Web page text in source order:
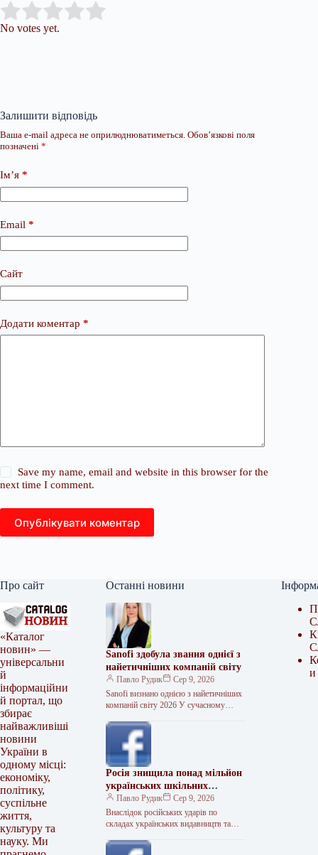
Rate this item:
No votes yet.
Залишити відповідь
Ваша e-mail адреса не оприлюднюватиметься. Обов’язкові поля
позначені *
Ім’я *
Email *
Сайт
Додати коментар *
Save my name, email and website in this browser for the
next time I comment.
Опублікувати коментар
Про сайт
«Каталог
новин» —
універсальни
й
інформаційни
й портал, що
збирає
найважливіші
новини
України в
одному місці:
економіку,
політику,
суспільне
життя,
культуру та
науку. Ми
Останні новини
Sanofi здобула звання однієї з
найетичніших компаній світу
Павло Рудик
Сер 9, 2026
Sanofi визнано однією з найетичніших
компаній світу 2026 У сучасному
репутація та етика є основою
довгострокового успіху…
Росія знищила понад мільйон
українських шкільних
підручників
Павло Рудик
Сер 9, 2026
Внаслідок російських ударів по
складах українських видавництв та
шкільних підручників. Про це
и